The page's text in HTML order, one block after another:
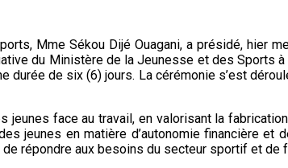
Mme Sékou Dijé Ouagani, a présidé, hier
du Ministère de la Jeunesse et des Sports
durée de six (6) jours. La cérémonie s’est
jeunes face au travail, en valorisant la
jeunes en matière d’autonomie financière et
répondre aux besoins du secteur sportif et